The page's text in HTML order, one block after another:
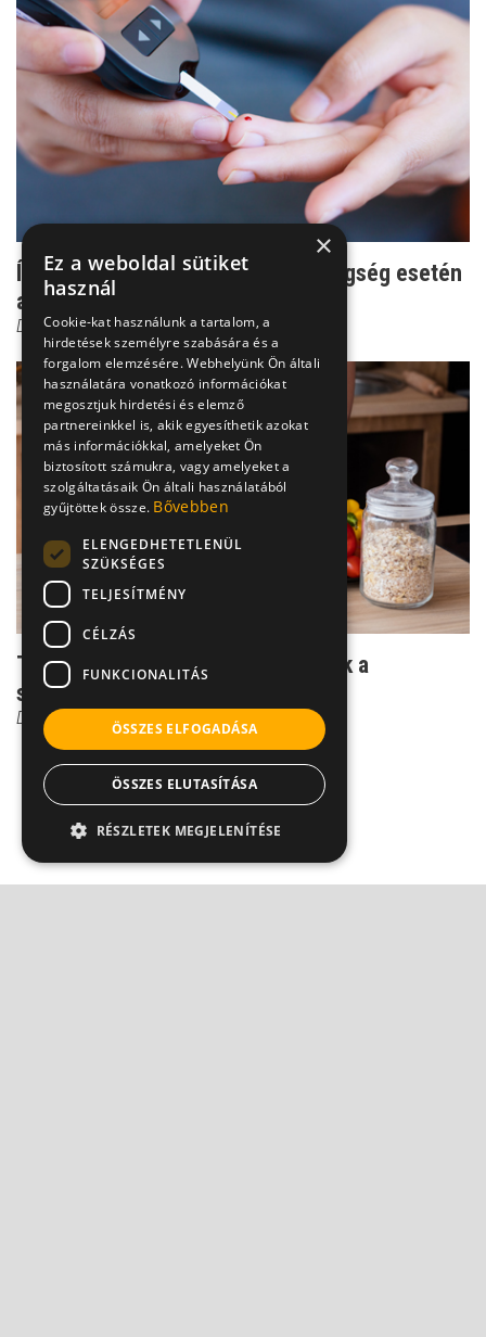
Így maradhat megfelelő cukorbetegség esetén
a vércukorszint
Dadda Noémi
Tökéletes diéta – így számlálhatjuk a
szénhidrátot
Dadda Noémi
×
Ez a weboldal sütiket
használ
Cookie-kat használunk a tartalom, a
hirdetések személyre szabására és a
forgalom elemzésére. Webhelyünk Ön általi
használatára vonatkozó információkat
megosztjuk hirdetési és elemző
partnereinkkel is, akik egyesíthetik azokat
más információkkal, amelyeket Ön
biztosított számukra, vagy amelyeket a
szolgáltatásaik Ön általi használatából
gyűjtöttek össze. Bővebben
ELENGEDHETETLENÜL
SZÜKSÉGES
TELJESÍTMÉNY
CÉLZÁS
FUNKCIONALITÁS
ÖSSZES ELFOGADÁSA
ÖSSZES ELUTASÍTÁSA
RÉSZLETEK MEGJELENÍTÉSE